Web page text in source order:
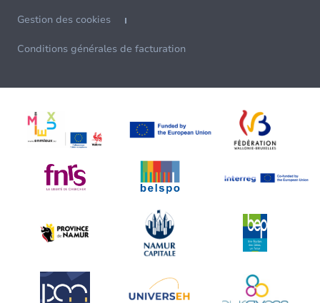
Gestion des cookies
Conditions générales de facturation